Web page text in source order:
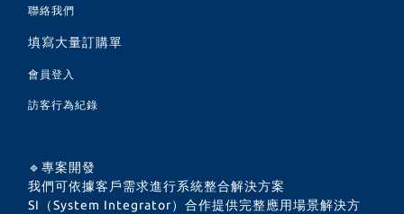
聯絡我們
填寫大量訂購單
會員登入
訪客行為紀錄
🔹專案開發
我們可依據客戶需求進行系統整合解決方案
SI（System Integrator）合作提供完整應用場景解決方